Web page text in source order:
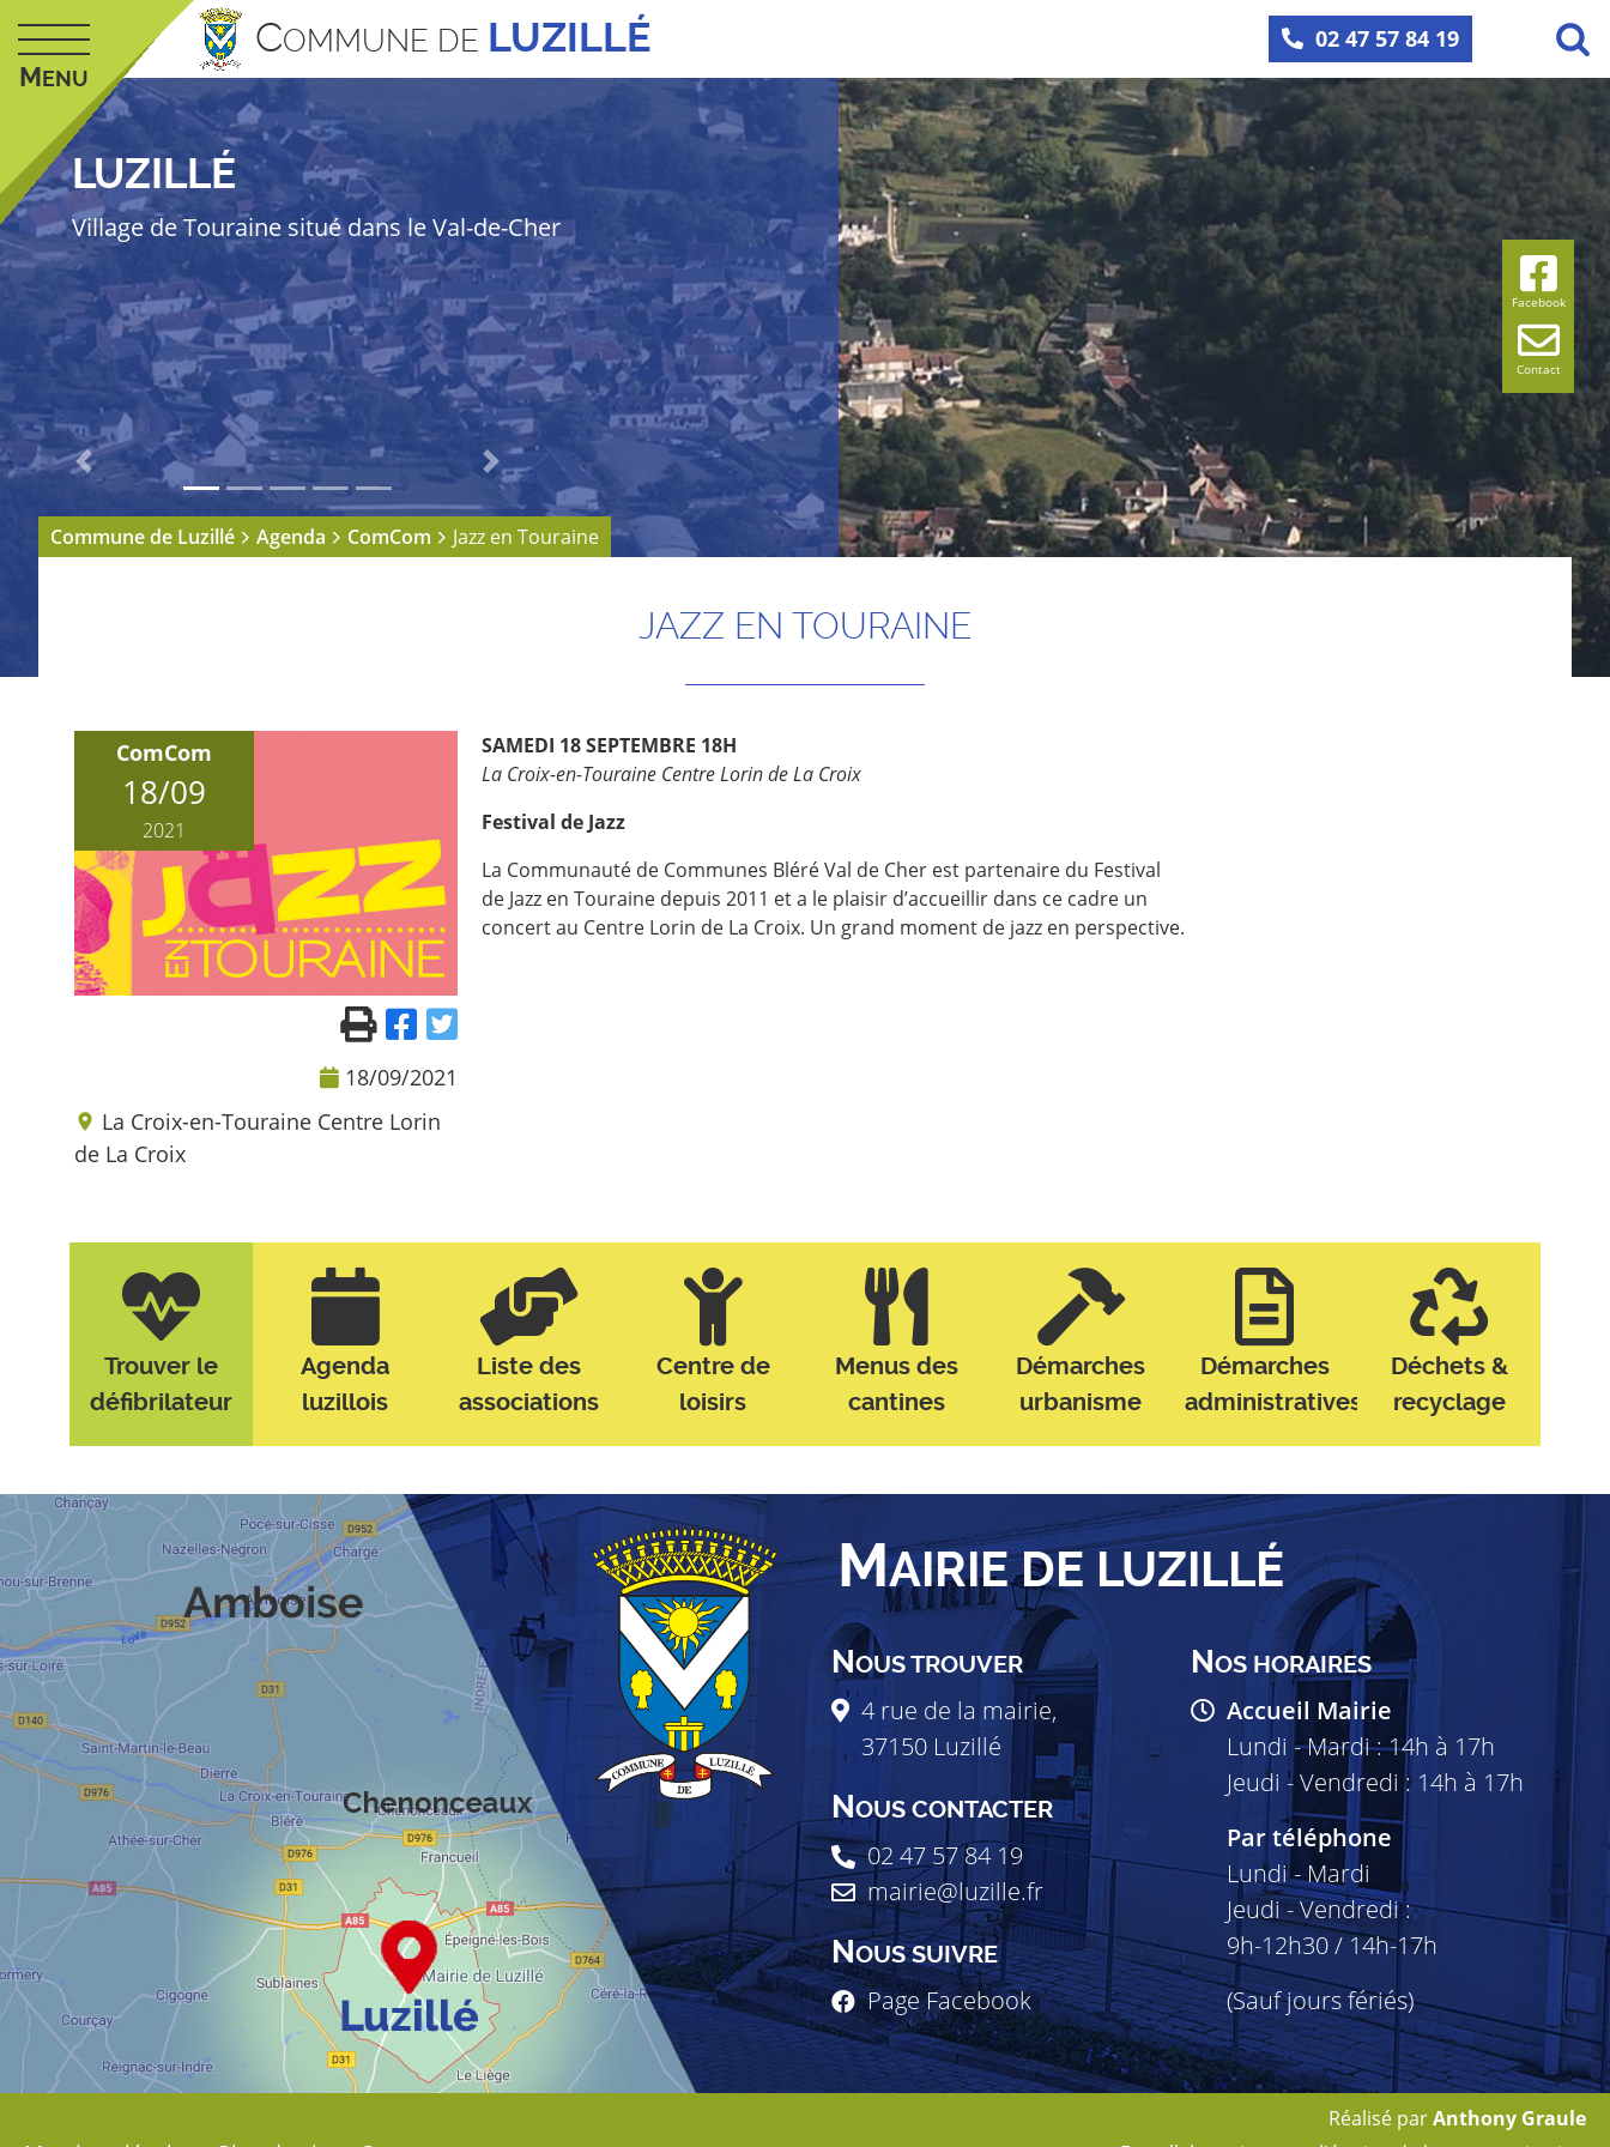
Facebook
Contact
MENU
COMMUNE DE LUZILLÉ 02 47 57 84 19
LUZILLÉ
Village de Touraine situé dans le Val-de-Cher
Previous Next
Commune de Luzillé Agenda ComCom Jazz en Touraine
JAZZ EN TOURAINE
ComCom
18/09
2021
18/09/2021
La Croix-en-Touraine Centre Lorin
de La Croix
SAMEDI 18 SEPTEMBRE 18H
La Croix-en-Touraine Centre Lorin de La Croix
Festival de Jazz
La Communauté de Communes Bléré Val de Cher est partenaire du Festival
de Jazz en Touraine depuis 2011 et a le plaisir d’accueillir dans ce cadre un
concert au Centre Lorin de La Croix. Un grand moment de jazz en perspective.
Trouver le
défibrilateur
Agenda
luzillois
Liste des
associations
Centre de
loisirs
Menus des
cantines
Démarches
urbanisme
Démarches
administratives
Déchets &
recyclage
MAIRIE DE LUZILLÉ
NOUS TROUVER
4 rue de la mairie,
37150 Luzillé
NOUS CONTACTER
02 47 57 84 19
mairie@luzille.fr
NOUS SUIVRE
Page Facebook
NOS HORAIRES
Accueil Mairie
Lundi - Mardi : 14h à 17h
Jeudi - Vendredi : 14h à 17h
Par téléphone
Lundi - Mardi
Jeudi - Vendredi :
9h-12h30 / 14h-17h
(Sauf jours fériés)
Réalisé parAnthony Graule